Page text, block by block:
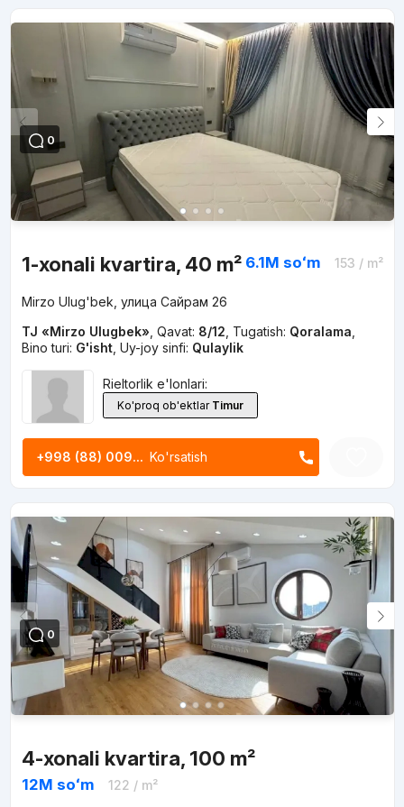
0
1-xonali kvartira, 40 m² 6.1M soʻm 153 / m²
Mirzo Ulug'bek, улица Сайрам 26
TJ «Mirzo Ulugbek» Qavat: 8/12 Tugatish: Qoralama
Bino turi: G'isht, Uy-joy sinfi: Qulaylik
Rieltorlik e'lonlari:
Ko'proq ob'ektlar Timur
+998 (88) 009... Ko'rsatish
0
4-xonali kvartira, 100 m²
12M soʻm 122 / m²